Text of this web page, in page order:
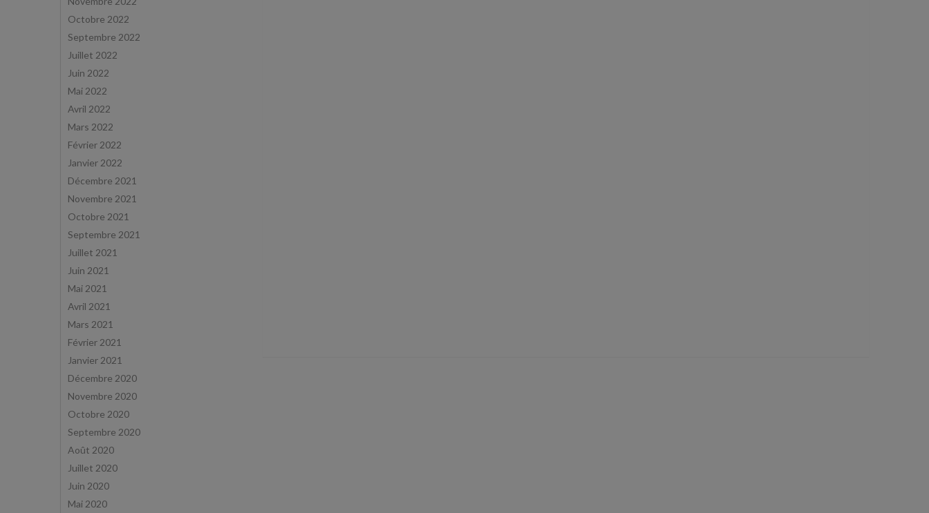
Octobre 2022
Septembre 2022
Juillet 2022
Juin 2022
Mai 2022
Avril 2022
Mars 2022
Février 2022
Janvier 2022
Décembre 2021
Novembre 2021
Octobre 2021
Septembre 2021
Juillet 2021
Juin 2021
Mai 2021
Avril 2021
Mars 2021
Février 2021
Janvier 2021
Décembre 2020
Novembre 2020
Octobre 2020
Septembre 2020
Août 2020
Juillet 2020
Juin 2020
Mai 2020